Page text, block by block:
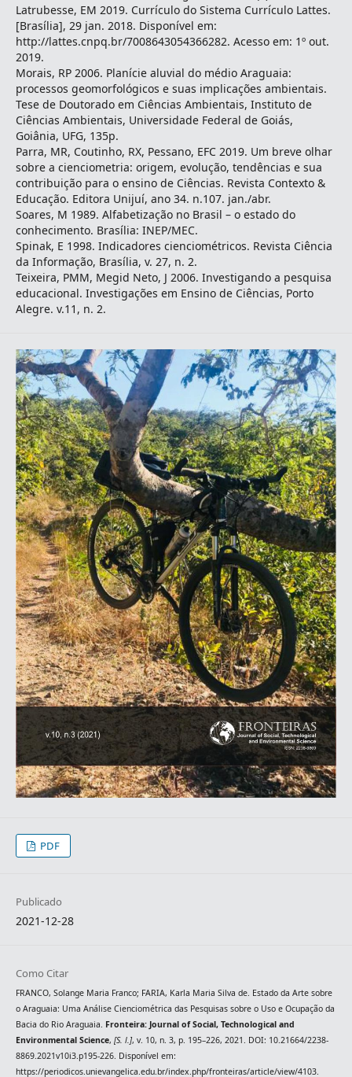
Latrubesse, EM 2019. Currículo do Sistema Currículo Lattes.
[Brasília], 29 jan. 2018. Disponível em:
http://lattes.cnpq.br/7008643054366282. Acesso em: 1º out.
2019.
Morais, RP 2006. Planície aluvial do médio Araguaia:
processos geomorfológicos e suas implicações ambientais.
Tese de Doutorado em Ciências Ambientais, Instituto de
Ciências Ambientais, Universidade Federal de Goiás,
Goiânia, UFG, 135p.
Parra, MR, Coutinho, RX, Pessano, EFC 2019. Um breve olhar
sobre a cienciometria: origem, evolução, tendências e sua
contribuição para o ensino de Ciências. Revista Contexto &
Educação. Editora Unijuí, ano 34. n.107. jan./abr.
Soares, M 1989. Alfabetização no Brasil – o estado do
conhecimento. Brasília: INEP/MEC.
Spinak, E 1998. Indicadores cienciométricos. Revista Ciência
da Informação, Brasília, v. 27, n. 2.
Teixeira, PMM, Megid Neto, J 2006. Investigando a pesquisa
educacional. Investigações em Ensino de Ciências, Porto
Alegre. v.11, n. 2.
PDF
Publicado
2021-12-28
Como Citar
FRANCO, Solange Maria Franco; FARIA, Karla Maria Silva de. Estado da Arte sobre
o Araguaia: Uma Análise Cienciométrica das Pesquisas sobre o Uso e Ocupação da
Bacia do Rio Araguaia. Fronteira: Journal of Social, Technological and
Environmental Science, [S. l.], v. 10, n. 3, p. 195–226, 2021. DOI: 10.21664/2238-
8869.2021v10i3.p195-226. Disponível em:
https://periodicos.unievangelica.edu.br/index.php/fronteiras/article/view/4103.